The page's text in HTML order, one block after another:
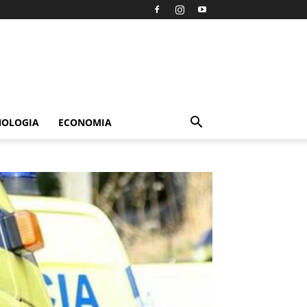
ECONOMIA